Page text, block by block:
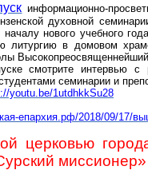
информационно-
духовной
нового учебного
литургию в домовом
смотрите интервью
семинарии и
youtu.be/1utdhkkSu28
епархия.рф/2018/09/17/
церковью
миссионер»